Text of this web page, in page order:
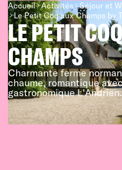
Accueil Activités
Séjour et
Le Petit Coq aux Champs by
LE PETIT
CHAMPS
Charmante ferme
chaume, romantique
gastronomique L'Andrien.